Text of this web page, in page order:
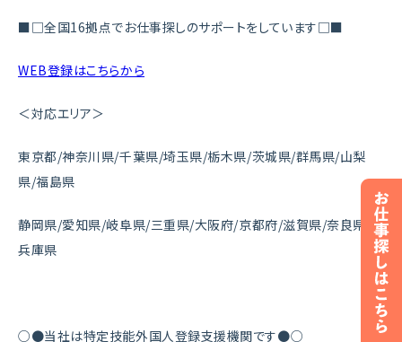
■□全国16拠点でお仕事探しのサポートをしています□■
WEB登録はこちらから
＜対応エリア＞
東京都/神奈川県/千葉県/埼玉県/栃木県/茨城県/群馬県/山梨
県/福島県
静岡県/愛知県/岐阜県/三重県/大阪府/京都府/滋賀県/奈良県/
兵庫県
○●当社は特定技能外国人登録支援機関です●○